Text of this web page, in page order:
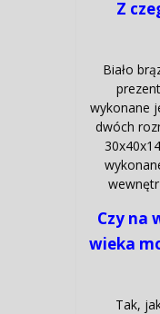
Z
Biało
wykonane
dwóch
Czy na
wieka
Tak,